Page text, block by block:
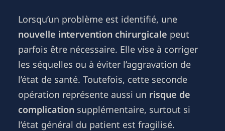
Lorsqu’un problème est identifié, une
nouvelle intervention chirurgicale peut
parfois être nécessaire. Elle vise à corriger
les séquelles ou à éviter l’aggravation de
l’état de santé. Toutefois, cette seconde
opération représente aussi un risque de
complicationsupplémentaire, surtout si
l’état général du patient est fragilisé.